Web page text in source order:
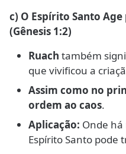
c) O Espírito Santo
(Gênesis 1:2)
Ruach também
que vivificou a
Assim como no
ordem ao caos.
Aplicação: Onde
Espírito Santo pode